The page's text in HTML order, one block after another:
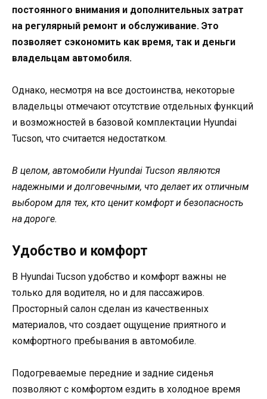
постоянного внимания и дополнительных затрат
на регулярный ремонт и обслуживание. Это
позволяет сэкономить как время, так и деньги
владельцам автомобиля.
Однако, несмотря на все достоинства, некоторые
владельцы отмечают отсутствие отдельных функций
и возможностей в базовой комплектации Hyundai
Tucson, что считается недостатком.
В целом, автомобили Hyundai Tucson являются
надежными и долговечными, что делает их отличным
выбором для тех, кто ценит комфорт и безопасность
на дороге.
Удобство и комфорт
В Hyundai Tucson удобство и комфорт важны не
только для водителя, но и для пассажиров.
Просторный салон сделан из качественных
материалов, что создает ощущение приятного и
комфортного пребывания в автомобиле.
Подогреваемые передние и задние сиденья
позволяют с комфортом ездить в холодное время